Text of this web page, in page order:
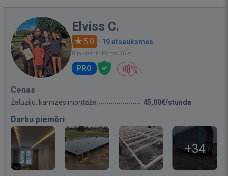
Elviss C.
5.0 · 19 atsauksmes
Bija vietnē: Pirms 16 st.
PRO
Cenas
Žalūziju, karnīzes montāža 45,00€/stunda
Darbu piemēri
+34